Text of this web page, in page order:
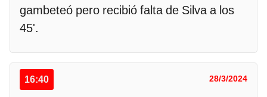
gambeteó pero recibió falta de Silva a los
45'.
16:40 28/3/2024